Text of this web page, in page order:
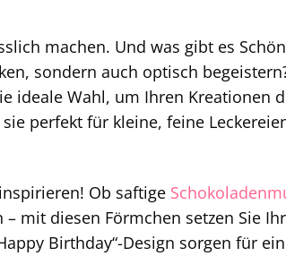
machen. Und was gibt es
sondern auch optisch
ideale Wahl, um Ihren Kreationen
perfekt für kleine, feine
inspirieren! Ob saftige
mit diesen Förmchen setzen Sie
Birthday“-Design sorgen für